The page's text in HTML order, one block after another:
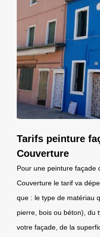
Tarifs peinture
Couverture
Pour une peinture façade
Couverture le tarif va
que : le type de matériau
pierre, bois ou béton), du
votre façade, de la